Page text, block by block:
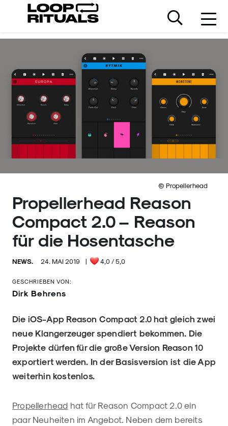
© Propellerhead
Propellerhead Reason
Compact 2.0 – Reason
für die Hosentasche
NEWS. 24. MAI 2019 | 4,0 / 5,0
GESCHRIEBEN VON:
Dirk Behrens
Die iOS-App Reason Compact 2.0 hat gleich zwei
neue Klangerzeuger spendiert bekommen. Die
Projekte dürfen für die große Version Reason 10
exportiert werden. In der Basisversion ist die App
weiterhin kostenlos.
Propellerhead hat für Reason Compact 2.0 ein
paar Neuheiten im Angebot. Neben dem bereits